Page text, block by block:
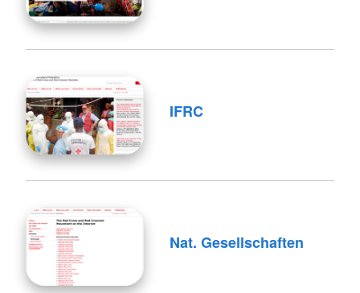
IFRC
Nat. Gesellschaften